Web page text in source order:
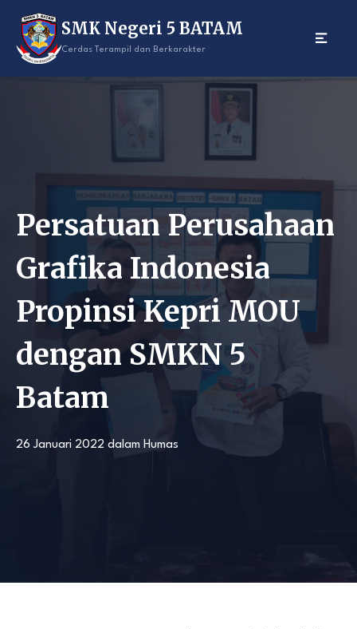
content
SMK Negeri 5 BATAM
Cerdas Terampil dan Berkarakter
Persatuan Perusahaan
Grafika Indonesia
Propinsi Kepri MOU
dengan SMKN 5
Batam
26 Januari 2022 dalam Humas